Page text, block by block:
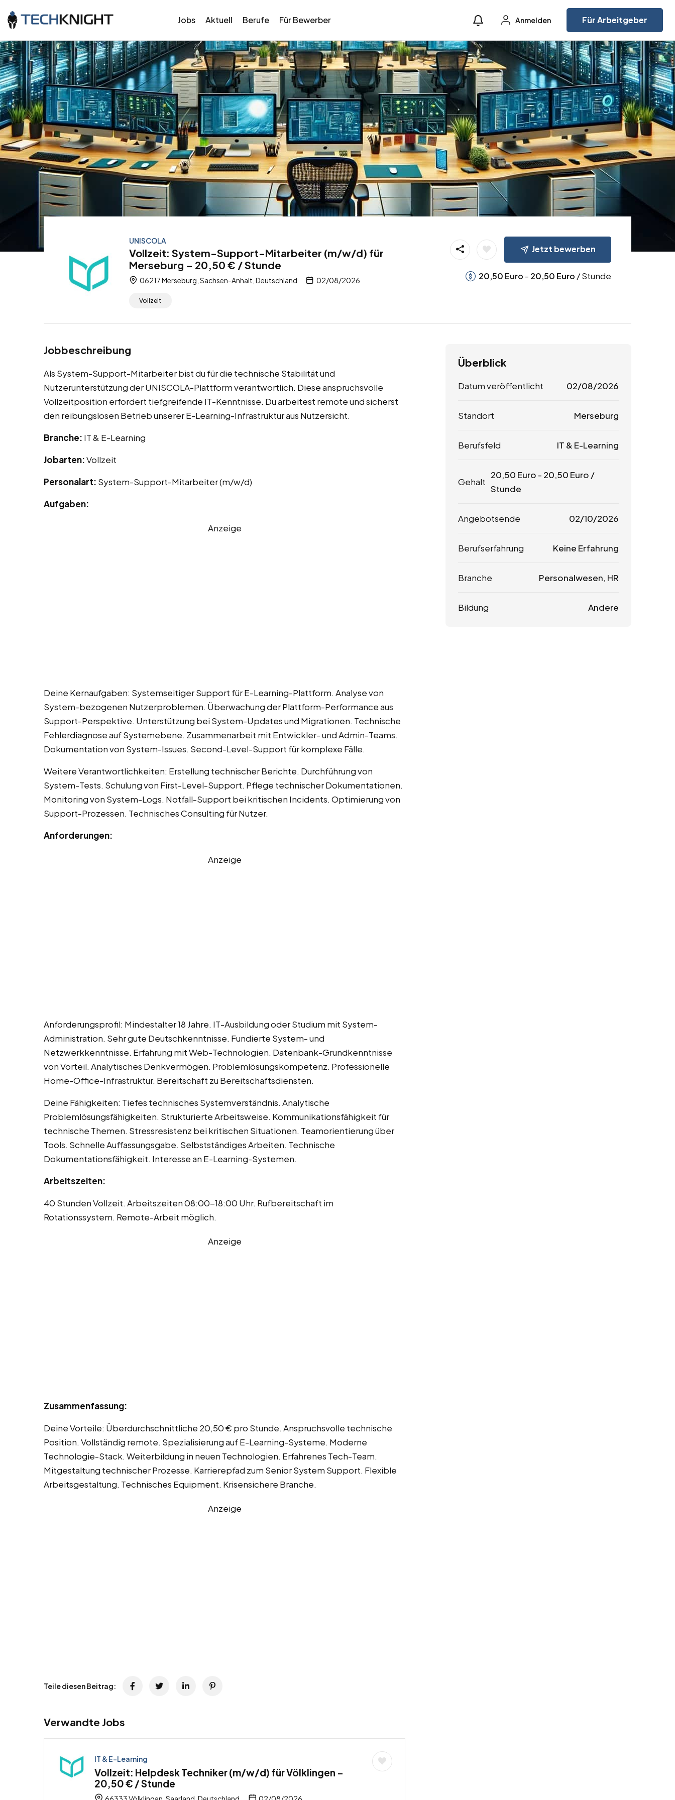
Jobs Aktuell Berufe Für Bewerber Anmelden Für Arbeitgeber
UNISCOLA
Vollzeit: System-Support-Mitarbeiter (m/w/d) für
Merseburg – 20,50 € / Stunde
06217 Merseburg, Sachsen-Anhalt, Deutschland 02/08/2026
Vollzeit
Jetzt bewerben
20,50 Euro - 20,50 Euro / Stunde
Jobbeschreibung
Als System-Support-Mitarbeiter bist du für die technische Stabilität und
Nutzerunterstützung der UNISCOLA-Plattform verantwortlich. Diese anspruchsvolle
Vollzeitposition erfordert tiefgreifende IT-Kenntnisse. Du arbeitest remote und sicherst
den reibungslosen Betrieb unserer E-Learning-Infrastruktur aus Nutzersicht.
Branche: IT & E-Learning
Jobarten:Vollzeit
Personalart: System-Support-Mitarbeiter (m/w/d)
Aufgaben:
Anzeige
Deine Kernaufgaben: Systemseitiger Support für E-Learning-Plattform. Analyse von
System-bezogenen Nutzerproblemen. Überwachung der Plattform-Performance aus
Support-Perspektive. Unterstützung bei System-Updates und Migrationen. Technische
Fehlerdiagnose auf Systemebene. Zusammenarbeit mit Entwickler- und Admin-Teams.
Dokumentation von System-Issues. Second-Level-Support für komplexe Fälle.
Weitere Verantwortlichkeiten: Erstellung technischer Berichte. Durchführung von
System-Tests. Schulung von First-Level-Support. Pflege technischer Dokumentationen.
Monitoring von System-Logs. Notfall-Support bei kritischen Incidents. Optimierung von
Support-Prozessen. Technisches Consulting für Nutzer.
Anforderungen:
Anzeige
Anforderungsprofil: Mindestalter 18 Jahre. IT-Ausbildung oder Studium mit System-
Administration. Sehr gute Deutschkenntnisse. Fundierte System- und
Netzwerkkenntnisse. Erfahrung mit Web-Technologien. Datenbank-Grundkenntnisse
von Vorteil. Analytisches Denkvermögen. Problemlösungskompetenz. Professionelle
Home-Office-Infrastruktur. Bereitschaft zu Bereitschaftsdiensten.
Deine Fähigkeiten: Tiefes technisches Systemverständnis. Analytische
Problemlösungsfähigkeiten. Strukturierte Arbeitsweise. Kommunikationsfähigkeit für
technische Themen. Stressresistenz bei kritischen Situationen. Teamorientierung über
Tools. Schnelle Auffassungsgabe. Selbstständiges Arbeiten. Technische
Dokumentationsfähigkeit. Interesse an E-Learning-Systemen.
Arbeitszeiten:
40 Stunden Vollzeit. Arbeitszeiten 08:00-18:00 Uhr. Rufbereitschaft im
Rotationssystem. Remote-Arbeit möglich.
Anzeige
Zusammenfassung:
Deine Vorteile: Überdurchschnittliche 20,50 € pro Stunde. Anspruchsvolle technische
Position. Vollständig remote. Spezialisierung auf E-Learning-Systeme. Moderne
Technologie-Stack. Weiterbildung in neuen Technologien. Erfahrenes Tech-Team.
Mitgestaltung technischer Prozesse. Karrierepfad zum Senior System Support. Flexible
Arbeitsgestaltung. Technisches Equipment. Krisensichere Branche.
Anzeige
Teile diesen Beitrag:
Verwandte Jobs
IT & E-Learning
Vollzeit: Helpdesk Techniker (m/w/d) für Völklingen –
20,50 € / Stunde
Überblick
Datum veröffentlicht 02/08/2026
Standort Merseburg
Berufsfeld IT & E-Learning
Gehalt
20,50 Euro - 20,50 Euro /
Stunde
Angebotsende 02/10/2026
Berufserfahrung Keine Erfahrung
Branche Personalwesen, HR
Bildung Andere